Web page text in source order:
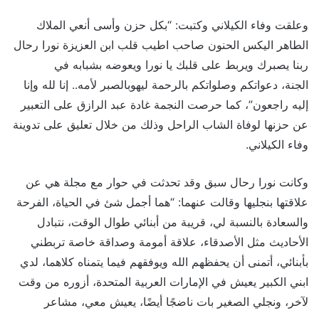
وعلقت وفاء الكيلاني وكتبت: “بكل حزن وأسى أنعي الملاك
الطاهر اليكس الحنون صاحب اطيب قلب ابن العزيزة نورا رحال
ربنا يصبرك ويربط على قلبك يا نورا ويعوضه بشبابه في
الجنة، دعواتكم وصلواتكم بالرحمة ليهوبالصبر لأمه.. إنا لله وإنا
إليه راجعون”، كما حرصت النجمة غادة عبد الرازق على التعبير
عن حزنها لوفاة الشاب الراحل وذلك من خلال تعليق على تدوينة
وفاء الكيلاني.
وكانت نورا رحال سبق وقد تحدثت في حوار مع مجلة هي عن
علاقتها بنجليها وقالت عنهما: “هما أجمل شئ في الحياة، الفرحة
والسعادة بالنسبة لي، قريبة من أبنائي طوال الوقت، نتبادل
الأحاديث مثل الأصدقاء، علاقة أمومة وصداقة خاصة تربطني
بأبنائي، أتمنى أن يحفظهم الله ويوفقهم فيما يتمناه كلاهما، لدي
ابني الكبير يعيش في الإمارات العربية المتحدة، أزوره من وقت
لآخر، ونجلي الصغير بات ناضجًا أيضًا، يعيش معي، مشاعر